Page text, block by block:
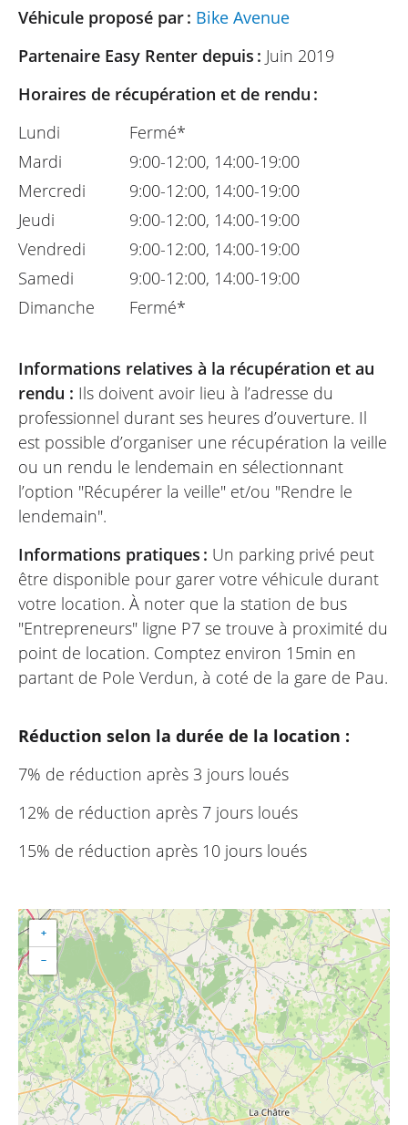
Véhicule proposé par : Bike Avenue
Partenaire Easy Renter depuis : Juin 2019
Horaires de récupération et de rendu :
Lundi
Mardi
Mercredi
Jeudi
Vendredi
Samedi
Dimanche
Fermé*
9:00-12:00, 14:00-19:00
9:00-12:00, 14:00-19:00
9:00-12:00, 14:00-19:00
9:00-12:00, 14:00-19:00
9:00-12:00, 14:00-19:00
Fermé*
Informations relatives à la récupération et au
rendu : Ils doivent avoir lieu à l’adresse du
professionnel durant ses heures d’ouverture. Il
est possible d’organiser une récupération la veille
ou un rendu le lendemain en sélectionnant
l’option "Récupérer la veille" et/ou "Rendre le
lendemain".
Informations pratiques : Un parking privé peut
être disponible pour garer votre véhicule durant
votre location. À noter que la station de bus
"Entrepreneurs" ligne P7 se trouve à proximité du
point de location. Comptez environ 15min en
partant de Pole Verdun, à coté de la gare de Pau.
Réduction selon la durée de la location :
7% de réduction après 3 jours loués
12% de réduction après 7 jours loués
15% de réduction après 10 jours loués
+
−